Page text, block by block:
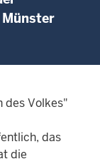
des Volkes"
das
die